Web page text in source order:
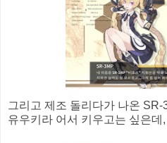
그리고 제조 돌리다가 나온
유우키라 어서 키우고는 싶은데